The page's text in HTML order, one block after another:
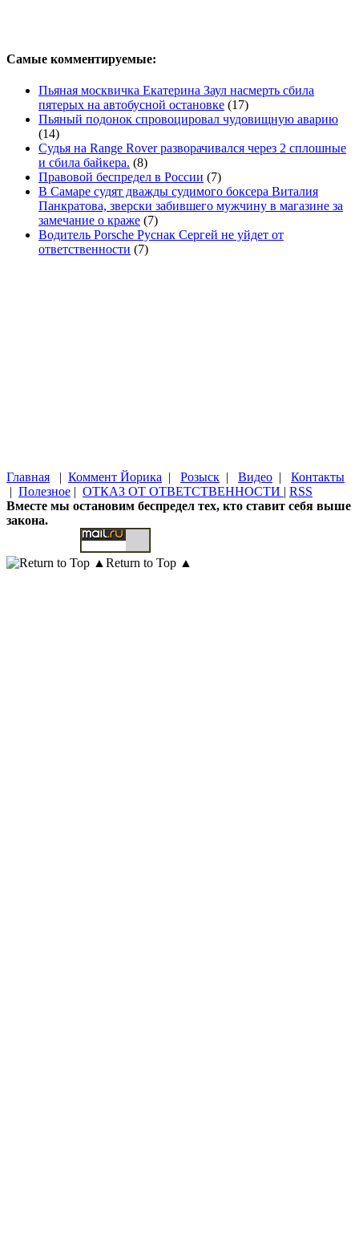
Самые комментируемые:
Пьяная москвичка Екатерина Заул насмерть сбила
пятерых на автобусной остановке (17)
Пьяный подонок спровоцировал чудовищную аварию
(14)
Судья на Range Rover разворачивался через 2 сплошные
и сбила байкера. (8)
Правовой беспредел в России (7)
В Самаре судят дважды судимого боксера Виталия
Панкратова, зверски забившего мужчину в магазине за
замечание о краже (7)
Водитель Porsche Руснак Сергей не уйдет от
ответственности (7)
Главная | Коммент Йорика | Розыск | Видео | Контакты
| Полезное | ОТКАЗ ОТ ОТВЕТСТВЕННОСТИ | RSS
Вместе мы остановим беспредел тех, кто ставит себя выше
закона.
Return to Top ▲